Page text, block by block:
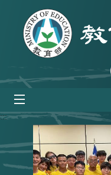
跳到主要內容區塊
:::